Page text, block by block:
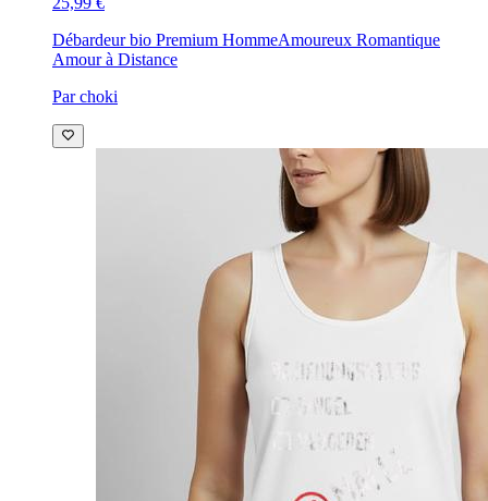
Débardeur bio Premium HommeAmoureux Romantique
Amour à Distance
Par choki